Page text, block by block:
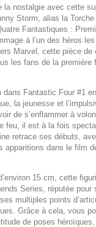
la nostalgie avec cette
Storm, alias la
Fantastiques :
à l’un des héros
Marvel, cette pièce de
les fans de la première
dans Fantastic Four #1
la jeunesse et
de s’enflammer à
feu, il est à la fois
retrace ses débuts,
apparitions dans le film
15 cm, cette
Series, réputée pour
multiples points
Grâce à cela, vous
de poses héroïques,